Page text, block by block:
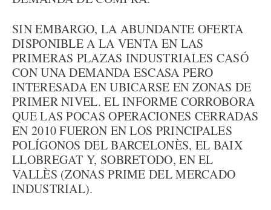
SIN EMBARGO, LA ABUNDANTE OFERTA
DISPONIBLE A LA VENTA EN LAS
PRIMERAS PLAZAS INDUSTRIALES CASÓ
CON UNA DEMANDA ESCASA PERO
INTERESADA EN UBICARSE EN ZONAS DE
PRIMER NIVEL. EL INFORME CORROBORA
QUE LAS POCAS OPERACIONES CERRADAS
EN 2010 FUERON EN LOS PRINCIPALES
POLÍGONOS DEL BARCELONÈS, EL BAIX
LLOBREGAT Y, SOBRETODO, EN EL
VALLÈS (ZONAS PRIME DEL MERCADO
INDUSTRIAL).